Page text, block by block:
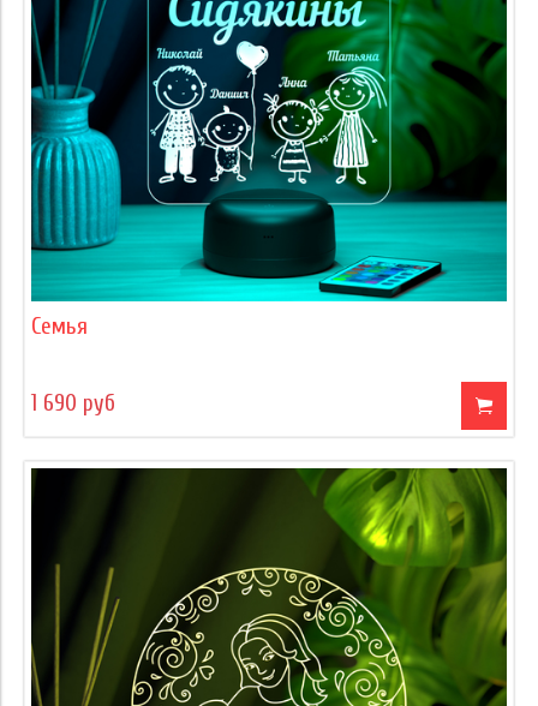
Семья
1 690 руб